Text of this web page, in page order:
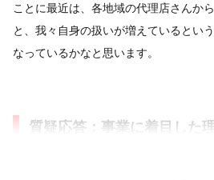
ことに最近は、各地域の代理店さんか
と、我々自身の扱いが増えているとい
なっているかなと思います。
質疑応答：事業に着目した